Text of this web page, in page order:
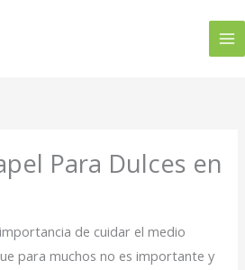
Para Dulces en
de cuidar el medio
para muchos no es importante y